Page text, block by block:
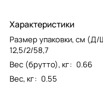
Характеристики
Размер упаковки, см
12,5/2/58,7
Вес (брутто), кг: 0.66
Вес, кг: 0.55